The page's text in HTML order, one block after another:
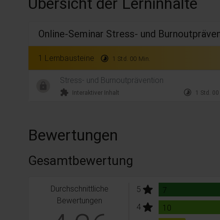
Online-Seminar Stress- und
1 Lernbausteine timelapse 1 Std. 00 Min.
Stress- und Burnoutprävention
extension Interaktiver Inhalt timelapse 1 Std.
Bewertungen
Gesamtbewertung
Durchschnittliche
Bewertungen
5stars: 7
Bewertungen
4stars: 10
Bewertungen